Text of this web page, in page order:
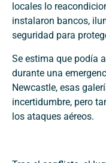
locales lo
instalaron bancos,
seguridad para
Se estima que podía
durante una
Newcastle, esas
incertidumbre, pero
los ataques aéreos.